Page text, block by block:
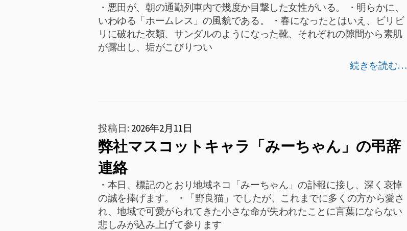
・悪田が、朝の通勤列車内で幾度か目撃した女性がいる。 ・明らかに、
いわゆる「ホームレス」の風貌である。 ・春になったとはいえ、ビリビ
リに破れた衣類、サンダルのようになった靴、それぞれの隙間から素肌
が露出し、垢がこびりつい
続きを読む…
投稿日: 2026年2月11日
弊社マスコットキャラ「みーちゃん」の弔辞
連絡
・本日、標記のとおり地域ネコ「みーちゃん」の訃報に接し、深く哀悼
の誠を捧げます。 ・「野良猫」でしたが、これまでに多くの方から愛さ
れ、地域で可愛がられてきた小さな命が失われたことに言葉にならない
悲しみが込み上げて参ります